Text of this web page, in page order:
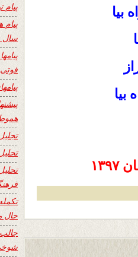
بيا
بيا
پیام
سال
فوتی
حال